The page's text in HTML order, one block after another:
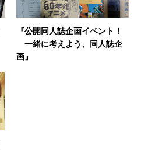
『公開同人誌企画イベント！
一緒に考えよう、同人誌企
画』